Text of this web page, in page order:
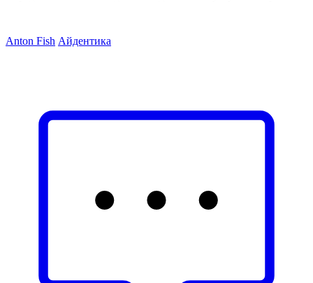
Anton Fish Айдентика